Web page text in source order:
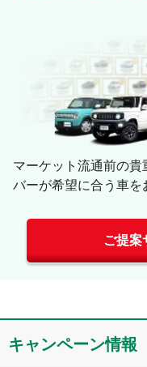
マーケット流通前の貴
バーが希望に合う車を
ご提案
キャンペーン情報